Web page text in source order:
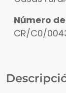
Número
CR/C0/